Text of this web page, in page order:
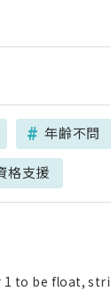
年齢不問
格支援
to be float,